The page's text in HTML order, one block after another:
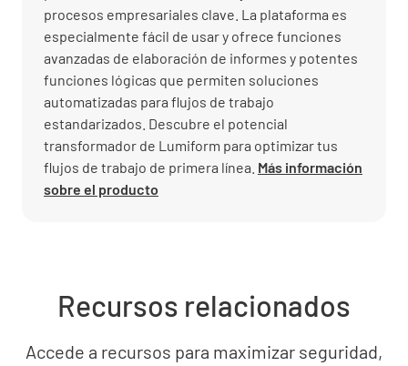
procesos empresariales clave. La plataforma es
especialmente fácil de usar y ofrece funciones
avanzadas de elaboración de informes y potentes
funciones lógicas que permiten soluciones
automatizadas para flujos de trabajo
estandarizados. Descubre el potencial
transformador de Lumiform para optimizar tus
flujos de trabajo de primera línea. Más información
sobre el producto
Recursos relacionados
Accede a recursos para maximizar seguridad,